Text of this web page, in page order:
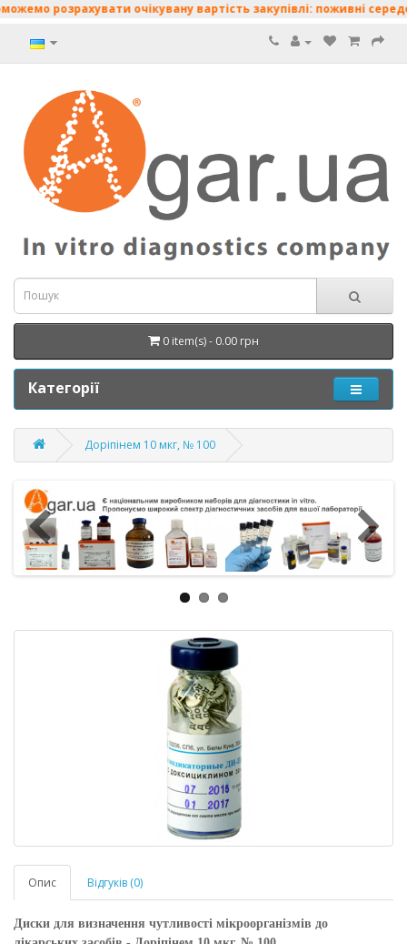
очікувану вартість закупівлі: поживні середовища •
0 item(s) - 0.00 грн
Категорії
Доріпінем 10 мкг, № 100
Опис Відгуків (0)
Диски для визначення чутливості мікроорганізмів до